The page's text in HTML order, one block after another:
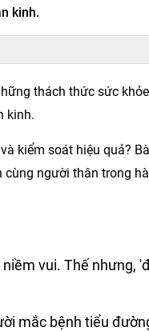
kinh.
thách thức sức
kinh.
kiểm soát hiệu quả?
người thân trong
vui. Thế nhưng,
mắc bệnh tiểu